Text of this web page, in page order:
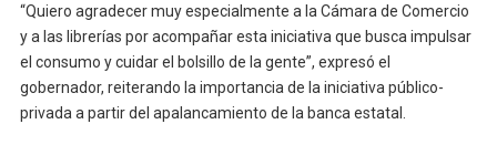
“Quiero agradecer muy especialmente a la Cámara de Comercio
y a las librerías por acompañar esta iniciativa que busca impulsar
el consumo y cuidar el bolsillo de la gente”, expresó el
gobernador, reiterando la importancia de la iniciativa público-
privada a partir del apalancamiento de la banca estatal.